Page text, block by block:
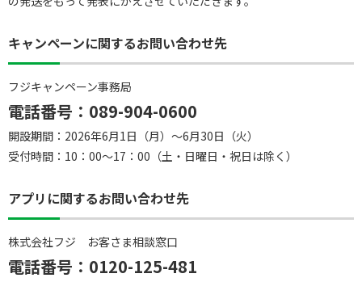
キャンペーンに関するお問い合わせ先
フジキャンペーン事務局
電話番号：089-904-0600
開設期間：2026年6月1日（月）～6月30日（火）
受付時間：10：00～17：00（土・日曜日・祝日は除く）
アプリに関するお問い合わせ先
株式会社フジ お客さま相談窓口
電話番号：0120-125-481